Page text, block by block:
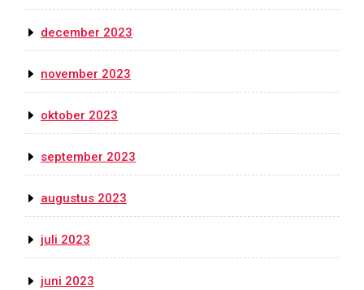
december 2023
november 2023
oktober 2023
september 2023
augustus 2023
juli 2023
juni 2023